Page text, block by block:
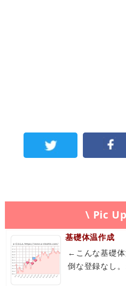
\ Pic
基礎体温作成
←こんな基礎
倒な登録なし